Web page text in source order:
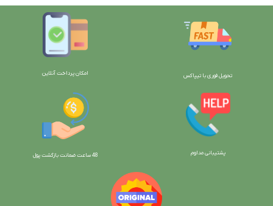
تحویل فوری با تیپاکس امکان پرداخت آنلاین
پشتیبانی مداوم 48 ساعت ضمانت بازگش ت پول